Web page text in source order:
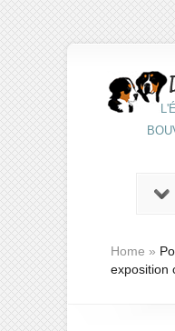
Home »
exposition